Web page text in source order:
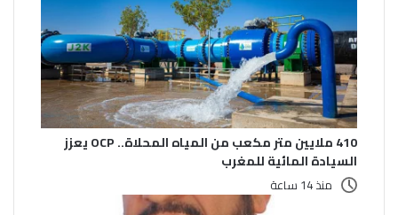
410 ملايين متر مكعب من المياه المحلاة.. OCP يعزز
السيادة المائية للمغرب
منذ 14 ساعة